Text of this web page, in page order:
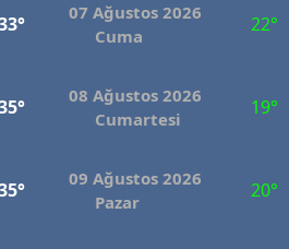
07 Ağustos 2026
Cuma
22°
08 Ağustos 2026
Cumartesi
19°
09 Ağustos 2026
Pazar
20°